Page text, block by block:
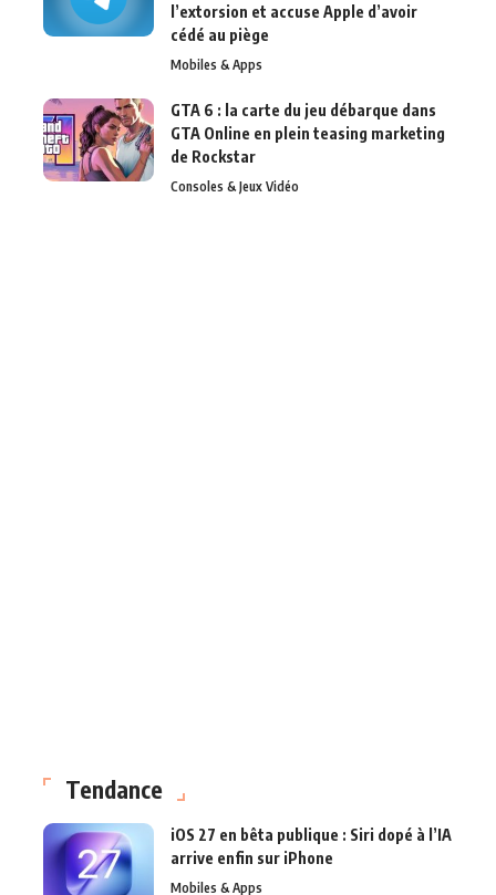
l’extorsion et accuse Apple d’avoir
cédé au piège
Mobiles & Apps
GTA 6 : la carte du jeu débarque dans
GTA Online en plein teasing marketing
de Rockstar
Consoles & Jeux Vidéo
Tendance
iOS 27 en bêta publique : Siri dopé à l’IA
arrive enfin sur iPhone
Mobiles & Apps